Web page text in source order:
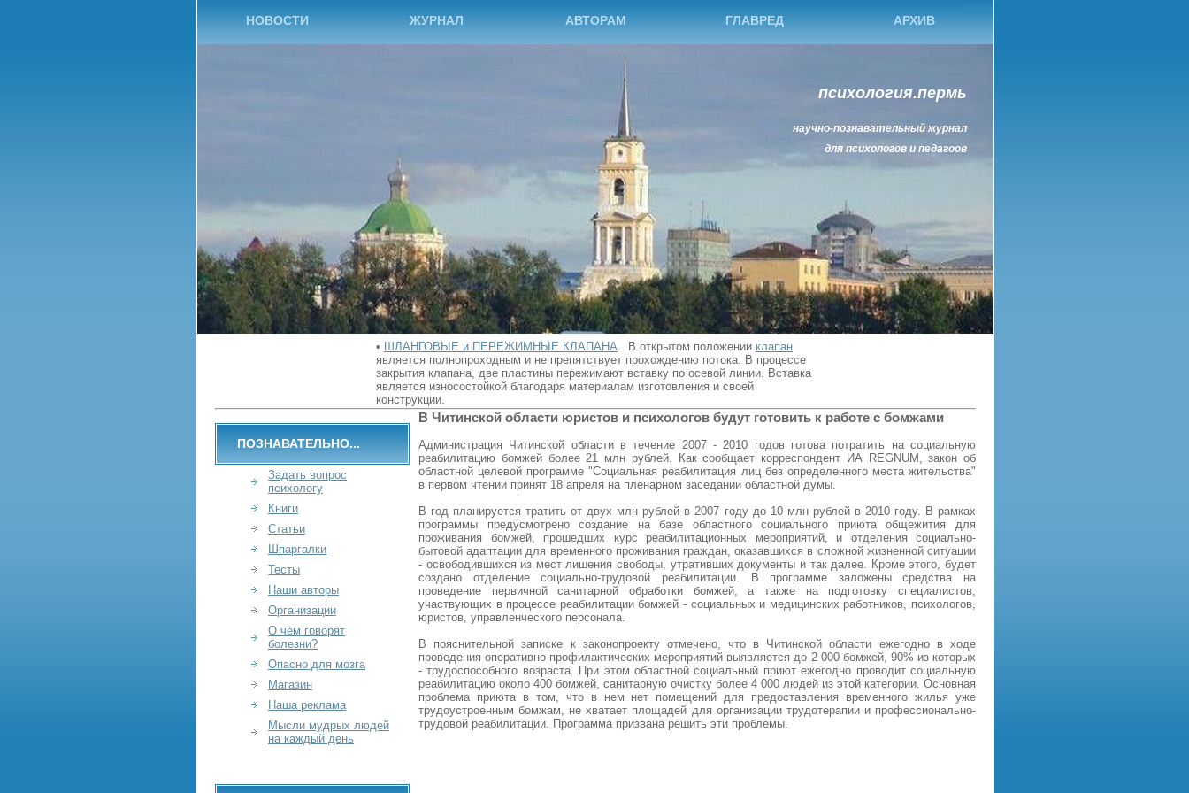
НОВОСТИ ЖУРНАЛ АВТОРАМ ГЛАВРЕД АРХИВ
психология.пермь
научно-познавательный журнал
для психологов и педагоов
• ШЛАНГОВЫЕ и ПЕРЕЖИМНЫЕ КЛАПАНА . В открытом положении клапан
является полнопроходным и не препятствует прохождению потока. В процессе
закрытия клапана, две пластины пережимают вставку по осевой линии. Вставка
является износостойкой благодаря материалам изготовления и своей
конструкции.
В Читинской области юристов и психологов будут готовить к работе с бомжами
Администрация Читинской области в течение 2007 - 2010 годов готова потратить на социальную
реабилитацию бомжей более 21 млн рублей. Как сообщает корреспондент ИА REGNUM, закон об
областной целевой программе "Социальная реабилитация лиц без определeнного места жительства"
в первом чтении принят 18 апреля на пленарном заседании областной думы.
В год планируется тратить от двух млн рублей в 2007 году до 10 млн рублей в 2010 году. В рамках
программы предусмотрено создание на базе областного социального приюта общежития для
проживания бомжей, прошедших курс реабилитационных мероприятий, и отделения социально-
бытовой адаптации для временного проживания граждан, оказавшихся в сложной жизненной ситуации
- освободившихся из мест лишения свободы, утративших документы и так далее. Кроме этого, будет
создано отделение социально-трудовой реабилитации. В программе заложены средства на
проведение первичной санитарной обработки бомжей, а также на подготовку специалистов,
участвующих в процессе реабилитации бомжей - социальных и медицинских работников, психологов,
юристов, управленческого персонала.
В пояснительной записке к законопроекту отмечено, что в Читинской области ежегодно в ходе
проведения оперативно-профилактических мероприятий выявляется до 2 000 бомжей, 90% из которых
- трудоспособного возраста. При этом областной социальный приют ежегодно проводит социальную
реабилитацию около 400 бомжей, санитарную очистку более 4 000 людей из этой категории. Основная
проблема приюта в том, что в нeм нет помещений для предоставления временного жилья уже
трудоустроенным бомжам, не хватает площадей для организации трудотерапии и профессионально-
трудовой реабилитации. Программа призвана решить эти проблемы.
ПОЗНАВАТЕЛЬНО...
Задать вопрос
психологу
Книги
Статьи
Шпаргалки
Тесты
Наши авторы
Организации
О чем говорят
болезни?
Опасно для мозга
Магазин
Наша реклама
Мысли мудрых людей
на каждый день